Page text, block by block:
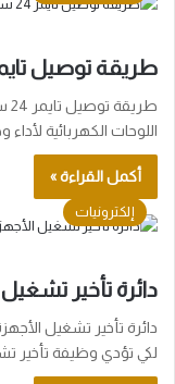
طريقة توصيل تايمر 24
اللوحات الكهربائية
أكمل القراءة »
إلكترونيات
دائرة تأخير تشغيل
دائرة تأخير تشغيل
لكي تؤدي وظيفة تأخير